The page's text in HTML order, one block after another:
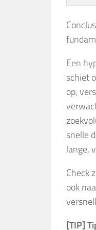
Een
schiet
op,
snelle
lange,
Check
ook
[TIP]